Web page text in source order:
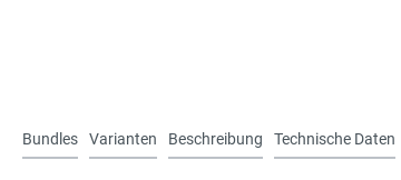
Bundles Varianten Beschreibung Technische Daten